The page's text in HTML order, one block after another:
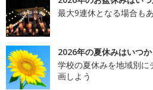
最大9連休となる場合も
2026年の夏休みはいつ
学校の夏休みを地域別
画しよう